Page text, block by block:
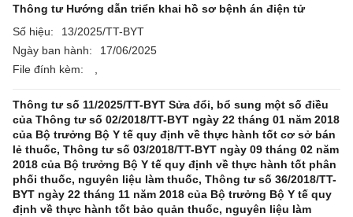
Thông tư Hướng dẫn triển khai hồ sơ bệnh án điện tử
Số hiệu:
13/2025/TT-BYT
Ngày ban hành:
17/06/2025
File đính kèm:
Thông tư số 11/2025/TT-BYT Sửa đổi, bổ sung một số điều
của Thông tư số 02/2018/TT-BYT ngày 22 tháng 01 năm 2018
của Bộ trưởng Bộ Y tế quy định về thực hành tốt cơ sở bán
lẻ thuốc, Thông tư số 03/2018/TT-BYT ngày 09 tháng 02 năm
2018 của Bộ trưởng Bộ Y tế quy định về thực hành tốt phân
phối thuốc, nguyên liệu làm thuốc, Thông tư số 36/2018/TT-
BYT ngày 22 tháng 11 năm 2018 của Bộ trưởng Bộ Y tế quy
định về thực hành tốt bảo quản thuốc, nguyên liệu làm